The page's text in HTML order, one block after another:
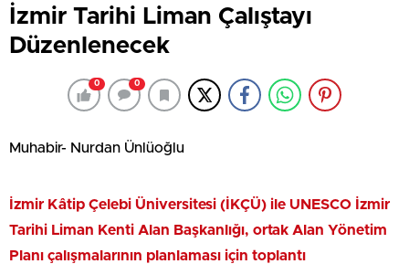
İzmir Tarihi Liman Çalıştayı
Düzenlenecek
0 0
Muhabir- Nurdan Ünlüoğlu
İzmir Kâtip Çelebi Üniversitesi (İKÇÜ) ile UNESCO İzmir
Tarihi Liman Kenti Alan Başkanlığı, ortak Alan Yönetim
Planı çalışmalarının planlaması için toplantı